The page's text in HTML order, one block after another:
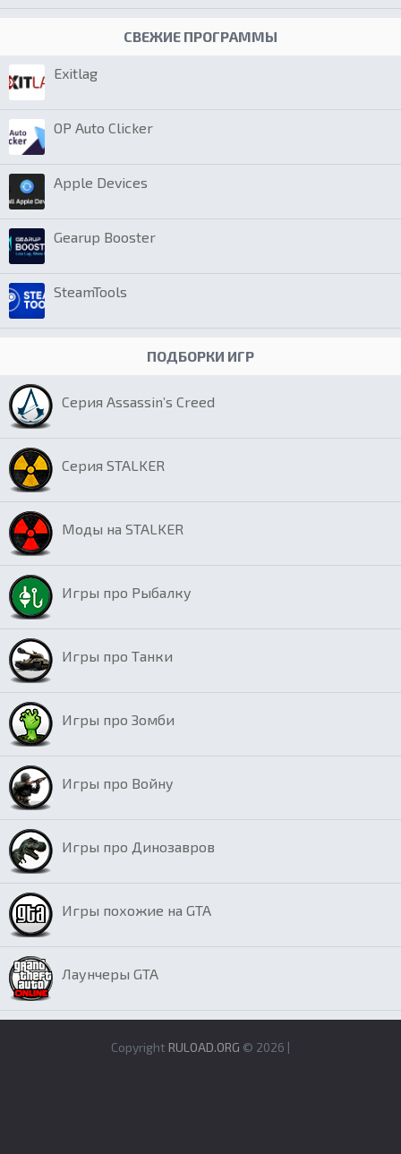
СВЕЖИЕ ПРОГРАММЫ
Exitlag
OP Auto Clicker
Apple Devices
Gearup Booster
SteamTools
ПОДБОРКИ ИГР
Серия Assassin’s Creed
Серия STALKER
Моды на STALKER
Игры про Рыбалку
Игры про Танки
Игры про Зомби
Игры про Войну
Игры про Динозавров
Игры похожие на GTA
Лаунчеры GTA
Copyright RULOAD.ORG © 2026 |